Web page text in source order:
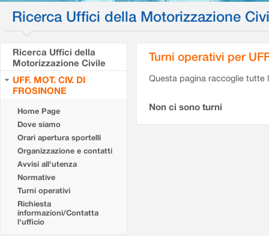
Ricerca Uffici della Motorizzazione
Ricerca Uffici della
Motorizzazione Civile
UFF. MOT. CIV. DI
FROSINONE
Home Page
Dove siamo
Orari apertura sportelli
Organizzazione e contatti
Avvisi all'utenza
Normative
Turni operativi
Richiesta
informazioni/Contatta
l'ufficio
Turni operativi per
Questa pagina raccoglie tutte
Non ci sono turni